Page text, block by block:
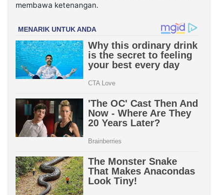
membawa ketenangan.